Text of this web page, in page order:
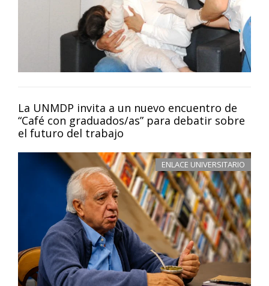
La UNMDP invita a un nuevo encuentro de
“Café con graduados/as” para debatir sobre
el futuro del trabajo
ENLACE UNIVERSITARIO